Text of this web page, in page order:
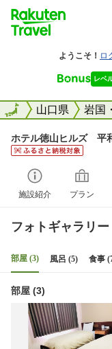
全国山口県 岩国
全国
ホテル徳山ヒルズ 平
施設紹介 プラン
フォトギャラリー
部屋 (3) 風呂 (5) 食事
部屋 (3)